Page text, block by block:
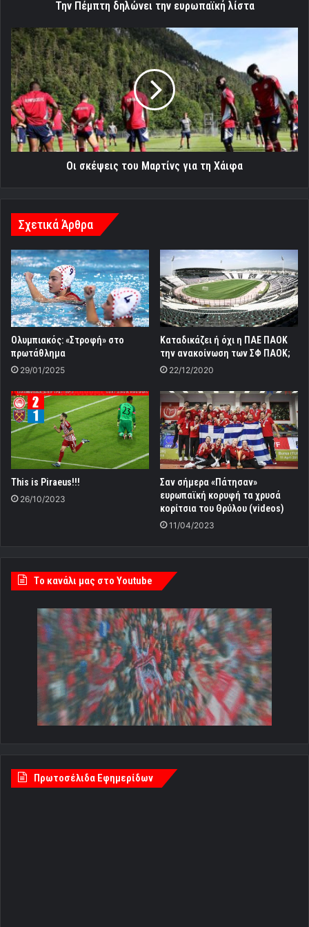
Την Πέμπτη δηλώνει την ευρωπαϊκή λίστα
Οι
σκέψεις
του
Μαρτίνς
για
τη
Χάιφα
Οι σκέψεις του Μαρτίνς για τη Χάιφα
Σχετικά Άρθρα
Ολυμπιακός: «Στροφή» στο
πρωτάθλημα
29/01/2025
Καταδικάζει ή όχι η ΠΑΕ ΠΑΟΚ
την ανακοίνωση των ΣΦ ΠΑΟΚ;
22/12/2020
This is Piraeus!!!
26/10/2023
Σαν σήμερα «Πάτησαν»
ευρωπαϊκή κορυφή τα χρυσά
κορίτσια του Θρύλου (videos)
11/04/2023
Tο κανάλι μας στο Youtube
Πρωτοσέλιδα Εφημερίδων